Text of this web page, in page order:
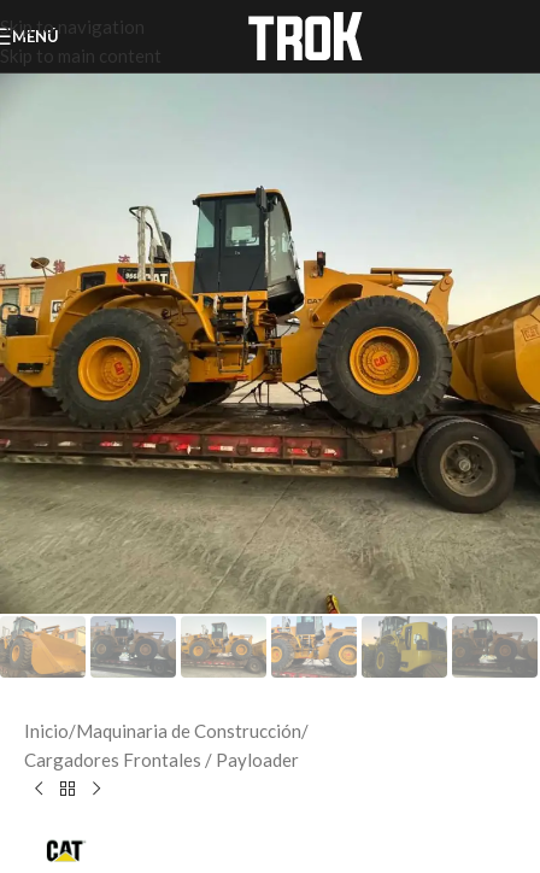
Skip to navigation
Skip to main content
MENÚ
Inicio/Maquinaria de Construcción/
Cargadores Frontales / Payloader